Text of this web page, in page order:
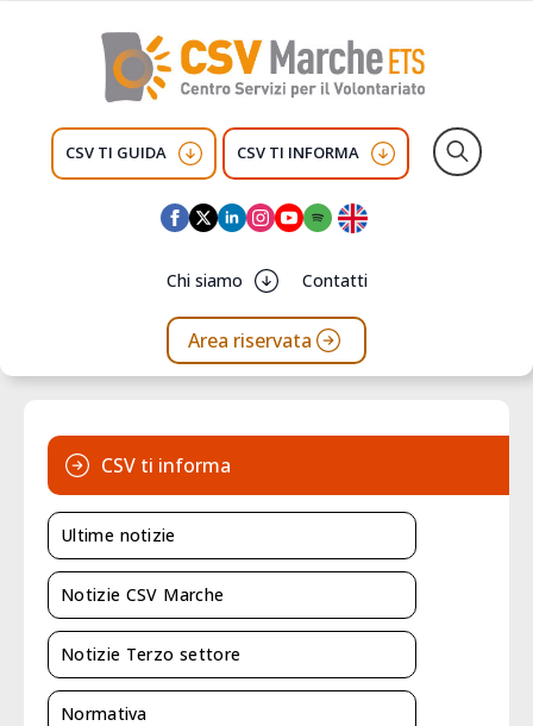
CSV TI GUIDA CSV TI INFORMA
Chi siamo Contatti
Area riservata
CSV ti informa
Ultime notizie
Notizie CSV Marche
Notizie Terzo settore
Normativa